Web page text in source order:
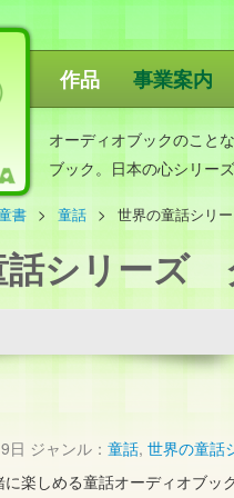
ことのは出版
作品 事業案内
オーディオブックのこと
ブック。日本の心シリー
書 童話 世界の童話シリ
話シリーズ
日 ジャンル： 童話, 世界の童話
楽しめる童話オーディオブッ